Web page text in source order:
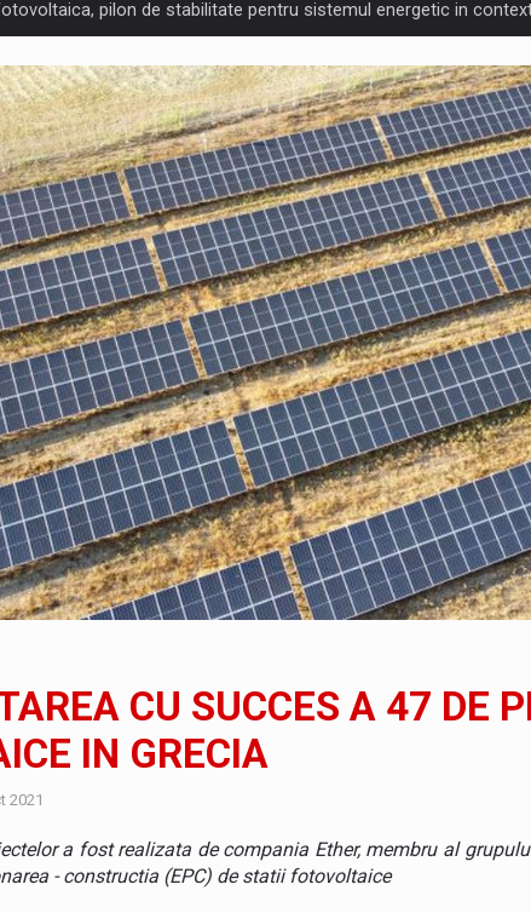
pilon de stabilitate pentru sistemul energetic in
sa spunem nu intr-o cultura care pedepseste granitele?
Spotlight: What SKU Level Tracking Reveals About Bakuchiol's
si comerciantii care nu se supun noilor reglementari UE
IN MISCARE
PERMANENT INCARCATE
ROMANIAN CORPORATE COMPANIES ON THE INTERNATIONAL
WILL COME FROM BEING THE MOST DIGITALIZED
OUR LOVE LANGUAGE
Piatra Craiului 2026, fueled by benzinariile RO concept
investitii BoldMind si echipa de management a Pall-Ex, liderul
DEZVALUIE AL CINCILEA MEMBRU AL FAMILIEI: RANGE
5 SHS-H a ajuns in Romania
and the Future of Protein Demand
CU SUCCES A 47 DE
IN GRECIA
2021
a fost realizata de compania Ether, membru al
- constructia (EPC) de statii fotovoltaice